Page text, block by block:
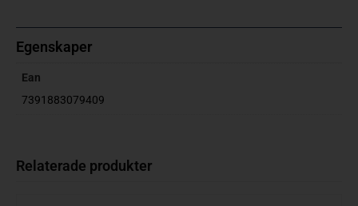
Egenskaper
Ean
7391883079409
Relaterade produkter